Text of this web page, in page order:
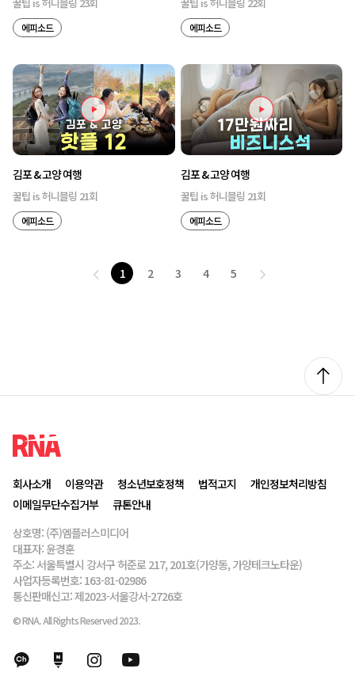
에피소드 에피소드
김포 & 고양 여행
꿀팁 is 허니블링 21회
에피소드
김포 & 고양 여행
꿀팁 is 허니블링 21회
에피소드
1 2 3 4 5
회사소개 이용약관 개인정보처리방침
청소년보호정책
법적고지
이메일무단수집거부
큐톤안내
상호명: (주)엠플러스미디어
대표자: 윤경훈
주소: 서울특별시 강서구 허준로 217, 201호(가양동, 가양테크노타운)
사업자등록번호: 163-81-02986
통신판매신고: 제2023-서울강서-2726호
© RNA. All Rights Reserved 2023.